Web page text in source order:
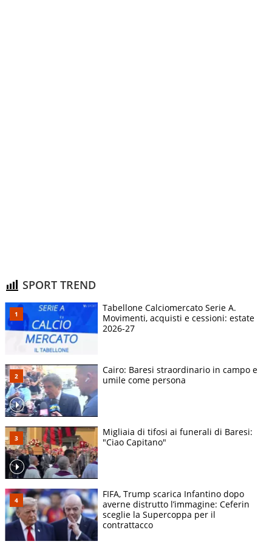
SPORT TREND
Tabellone Calciomercato Serie A.
Movimenti, acquisti e cessioni: estate
2026-27
Cairo: Baresi straordinario in campo e
umile come persona
Migliaia di tifosi ai funerali di Baresi:
"Ciao Capitano"
FIFA, Trump scarica Infantino dopo
averne distrutto l’immagine: Ceferin
sceglie la Supercoppa per il
contrattacco